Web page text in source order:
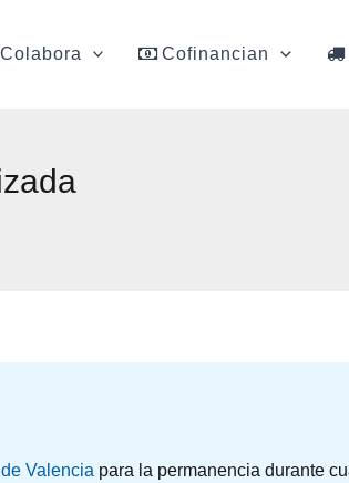
Colabora Cofinancian
Valenciapara la permanencia durante